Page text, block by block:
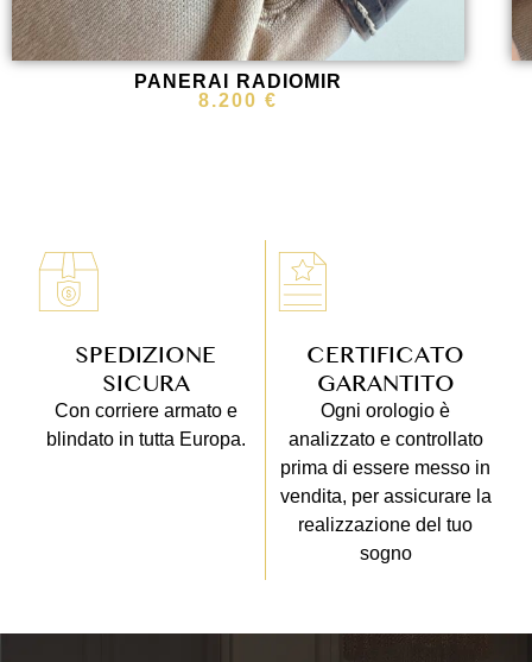
PANERAI RADIOMIR
8.200€
SPEDIZIONE
SICURA
Con corriere armato e
blindato in tutta Europa.
CERTIFICATO
GARANTITO
Ogni orologio è
analizzato e controllato
prima di essere messo in
vendita, per assicurare la
realizzazione del tuo
sogno